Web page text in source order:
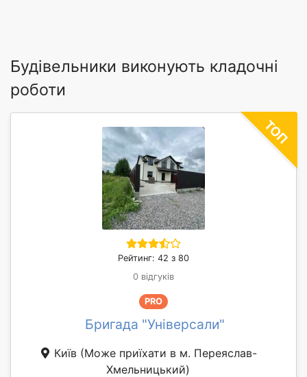
Будівельники виконують кладочні
роботи
Рейтинг: 42 з 80
0 відгуків
PRO
Бригада "Універсали"
Київ (Може приїхати в м. Переяслав-
Хмельницький)